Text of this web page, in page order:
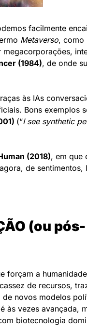
facilmente
Metaverso, como
(1984), de onde
às IAs
Bons exemplos
(“I see synthetic
(2018), em que
de sentimentos,
(ou pós-
forçam a
de recursos,
novos modelos
às vezes avançada,
biotecnologia